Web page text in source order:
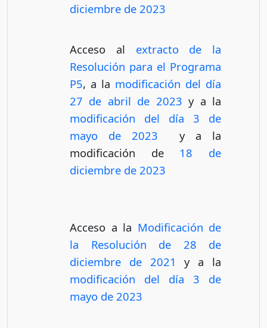
diciembre de 2023
Acceso al extracto de la
Resolución para el Programa
P5, a la modificación del día
27 de abril de 2023 y a la
modificación del día 3 de
mayo de 2023
y a la
modificación de 18 de
diciembre de 2023
Acceso a la Modificación de
la Resolución de 28 de
diciembre de 2021
y a la
modificación del día 3 de
mayo de 2023